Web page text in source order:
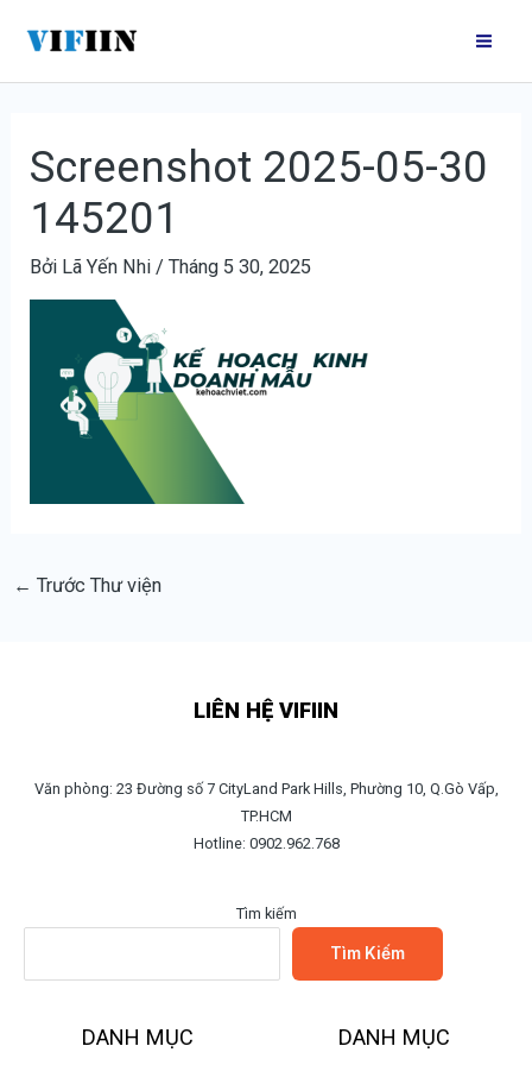
nội
Screenshot 2025-05-30
145201
Bởi Lã Yến Nhi /Tháng 5 30, 2025
hướng
bài
← Trước Thư viện
LIÊN HỆ VIFIIN
Văn phòng: 23 Đường số 7 CityLand Park Hills, Phường 10, Q.Gò Vấp,
TP.HCM
Hotline: 0902.962.768
Tìm kiếm
Tìm Kiếm
DANH MỤC DANH MỤC